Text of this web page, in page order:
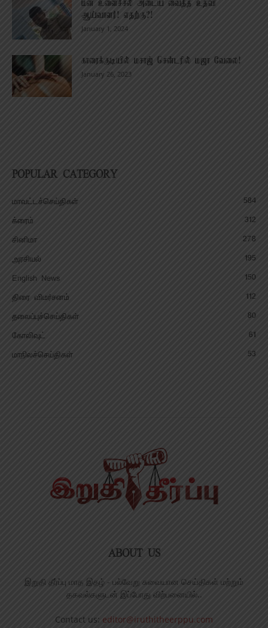
மன உளைச்சல் அடைய வைத்த உதவி
ஆய்வாளர்! எதற்கு?!
January 1, 2024
காரைக்குடியில் மசாஜ் சென்டரில் மஜா வேலை!
January 26, 2023
POPULAR CATEGORY
மாவட்டச்செய்திகள்
584
க்ரைம்
312
சினிமா
278
அரசியல்
195
English News
150
திரை விமர்சனம்
112
தலைப்புச்செய்திகள்
80
கோலிவுட்
61
மாநிலச்செய்திகள்
53
ABOUT US
இறுதி தீர்ப்பு மாத இதழ் - பல்வேறு சுவையான செய்திகள் மற்றும்
தகவல்களுடன் இப்போது விற்பனையில்..
Contact us: editor@iruthitheerppu.com